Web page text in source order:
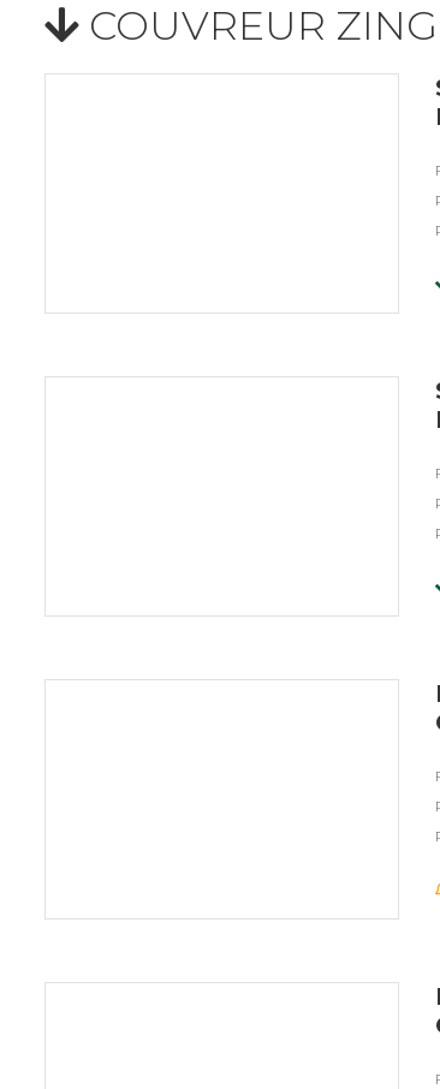
COUVREUR